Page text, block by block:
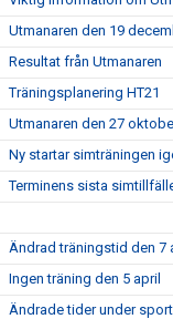
Utmanaren den 19
Resultat från Utmanaren
Träningsplanering HT21
Utmanaren den 27
Ny startar simträningen
Terminens sista
Ändrad träningstid den 7
Ingen träning den 5 april
Ändrade tider under